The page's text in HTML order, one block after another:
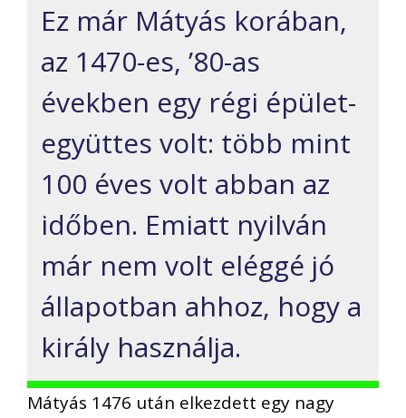
Ez már Mátyás korában,
az 1470-es, ’80-as
években egy régi épület-
együttes volt: több mint
100 éves volt abban az
időben. Emiatt nyilván
már nem volt eléggé jó
állapotban ahhoz, hogy a
király használja.
Mátyás 1476 után elkezdett egy nagy